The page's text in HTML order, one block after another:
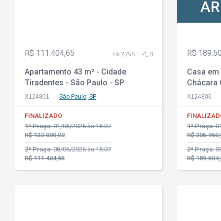
R$ 111.404,65 2796 0
Apartamento 43 m² - Cidade
Tiradentes - São Paulo - SP
X124801 São Paulo, SP
FINALIZADO
1ª Praça:01/06/2026 às 15:07
R$ 132.000,00
2ª Praça:08/06/2026 às 15:07
R$ 111.404,65
R$
Casa
Chácara
X124806
1ª Praça:
R$
2ª Praça:
R$